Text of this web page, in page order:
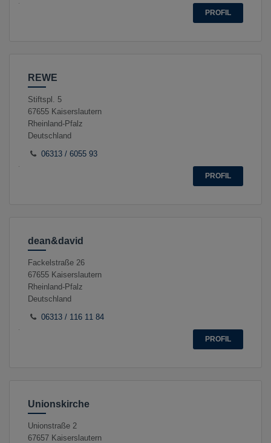
PROFIL
REWE
Stiftspl. 5
67655 Kaiserslautern
Rheinland-Pfalz
Deutschland
06313 / 6055 93
PROFIL
dean&david
Fackelstraße 26
67655 Kaiserslautern
Rheinland-Pfalz
Deutschland
06313 / 116 11 84
PROFIL
Unionskirche
Unionstraße 2
67657 Kaiserslautern